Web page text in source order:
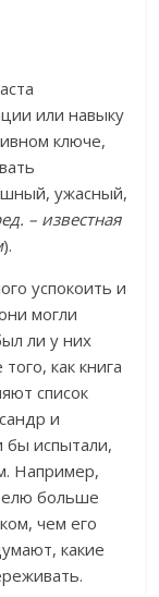
или навыку
ключе,
ужасный,
– известная
).
успокоить и
могли
ли у них
как книга
список
и
бы испытали,
Например,
больше
чем его
какие